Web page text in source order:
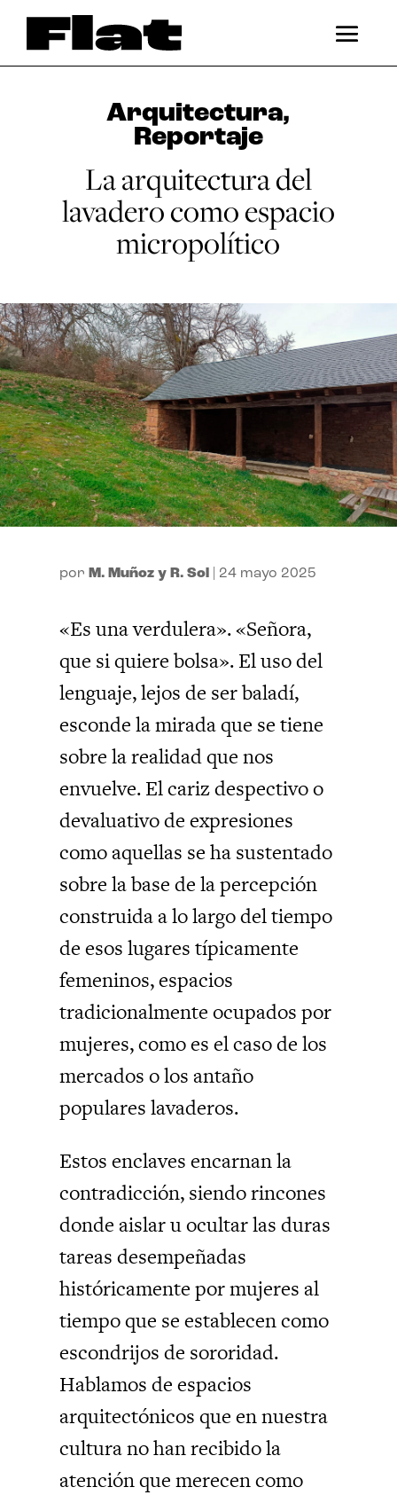
Arquitectura,
Reportaje
La arquitectura del
lavadero como espacio
micropolítico
por M. Muñoz y R. Sol 24 mayo 2025
«Es una verdulera». «Señora,
que si quiere bolsa». El uso del
lenguaje, lejos de ser baladí,
esconde la mirada que se tiene
sobre la realidad que nos
envuelve. El cariz despectivo o
devaluativo de expresiones
como aquellas se ha sustentado
sobre la base de la percepción
construida a lo largo del tiempo
de esos lugares típicamente
femeninos, espacios
tradicionalmente ocupados por
mujeres, como es el caso de los
mercados o los antaño
populares lavaderos.
Estos enclaves encarnan la
contradicción, siendo rincones
donde aislar u ocultar las duras
tareas desempeñadas
históricamente por mujeres al
tiempo que se establecen como
escondrijos de sororidad.
Hablamos de espacios
arquitectónicos que en nuestra
cultura no han recibido la
atención que merecen como